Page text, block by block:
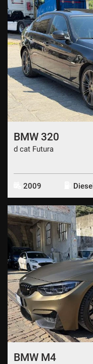
BMW 320
d cat Futura
2009 Diesel
BMW M4